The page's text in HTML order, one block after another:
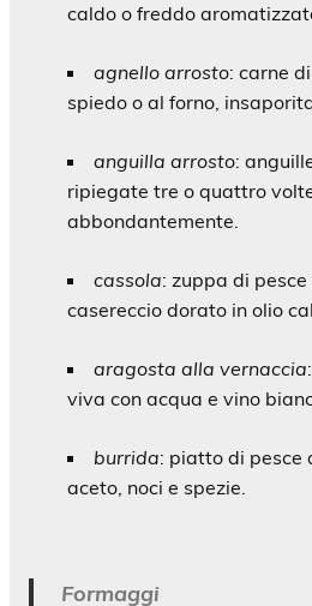
caldo o freddo
agnello arrosto: carne
spiedo o al forno,
anguilla arrosto:
ripiegate tre o quattro
abbondantemente.
cassola: zuppa di
casereccio dorato in olio
aragosta alla vernaccia
viva con acqua e vino
burrida: piatto di pesce
aceto, noci e spezie.
Formaggi